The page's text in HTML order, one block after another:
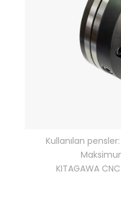
Kullanılan
KITAGAWA